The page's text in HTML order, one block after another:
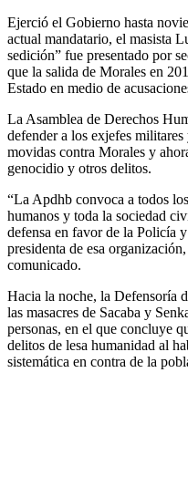
que la salida de Morales en
Estado en medio de
La Asamblea de Derechos
defender a los exjefes militares
genocidio y otros delitos.
“La Apdhb convoca a todos
humanos y toda la sociedad
presidenta de esa
comunicado.
Hacia la noche, la Defensoría
las masacres de Sacaba y
delitos de lesa humanidad al
sistemática en contra de la